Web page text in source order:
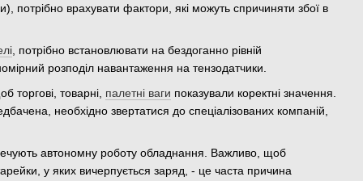
потрібно врахувати фактори, які можуть спричиняти збої в
, потрібно встановлювати на бездоганно рівній
розподіл навантаження на тензодатчики.
торгові, товарні, палетні ваги показували коректні значення.
необхідно звертатися до спеціалізованих компаній,
автономну роботу обладнання. Важливо, щоб
у яких вичерпується заряд, - це часта причина